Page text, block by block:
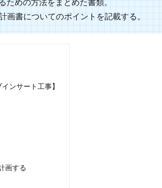
画書についてのポイントを記載する。
ンサート工事】
画する